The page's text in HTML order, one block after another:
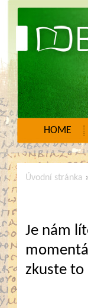
HOME
Úvodní stránka
Je nám
zkuste to